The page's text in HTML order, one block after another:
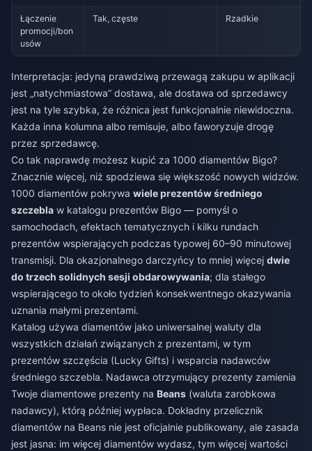
Łączenie
promocji/bon
usów
Tak, częste Rzadkie
Interpretacja: jedyną prawdziwą przewagą zakupu w aplikacji
jest „natychmiastowa” dostawa, ale dostawa od sprzedawcy
jest na tyle szybka, że różnica jest funkcjonalnie niewidoczna.
Każda inna kolumna albo remisuje, albo faworyzuje drogę
przez sprzedawcę.
Co tak naprawdę możesz kupić za 1000 diamentów Bigo?
Znacznie więcej, niż spodziewa się większość nowych widzów.
1000 diamentów pokrywa wiele prezentów średniego
szczebla w katalogu prezentów Bigo — pomyśl o
samochodach, efektach tematycznych i kilku rundach
prezentów wspierających podczas typowej 60–90 minutowej
transmisji. Dla okazjonalnego darczyńcy to mniej więcej dwie
do trzech solidnych sesji obdarowywania; dla stałego
wspierającego to około tydzień konsekwentnego okazywania
uznania małymi prezentami.
Katalog używa diamentów jako uniwersalnej waluty dla
wszystkich działań związanych z prezentami, w tym
prezentów szczęścia (Lucky Gifts) i wsparcia nadawców
średniego szczebla. Nadawca otrzymujący prezenty zamienia
Twoje diamentowe prezenty na Beans (waluta zarobkowa
nadawcy), którą później wypłaca. Dokładny przelicznik
diamentów na Beans nie jest oficjalnie publikowany, ale zasada
jest jasna: im więcej diamentów wydasz, tym więcej wartości